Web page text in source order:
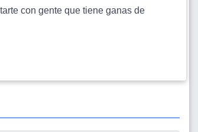
con gente que tiene ganas de